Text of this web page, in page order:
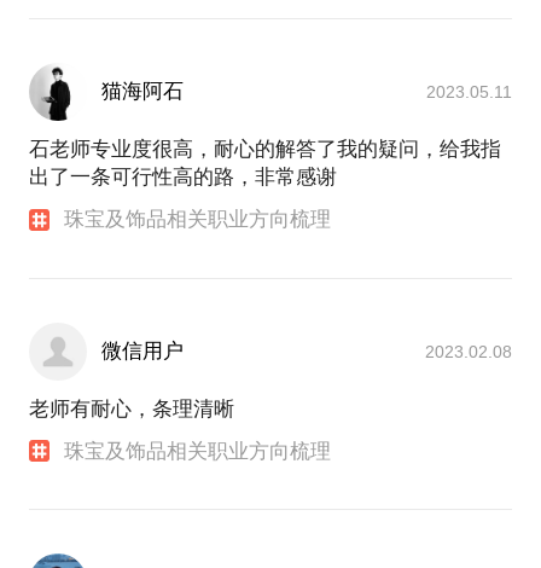
品牌
猫海阿石 2023.05.11
石老师专业度很高，耐心的解答了我的疑问，给我指
出了一条可行性高的路，非常感谢
珠宝及饰品相关职业方向梳理
微信用户 2023.02.08
老师有耐心，条理清晰
珠宝及饰品相关职业方向梳理